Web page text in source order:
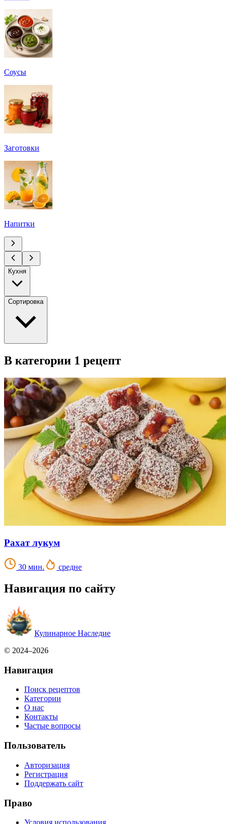
Соусы
Заготовки
Напитки
Кухня
Сортировка
В категории 1 рецепт
Рахат лукум
30 мин. средне
Навигация по сайту
Кулинарное Наследие
© 2024–2026
Навигация
Поиск рецептов
Категории
О нас
Контакты
Частые вопросы
Пользователь
Авторизация
Регистрация
Поддержать сайт
Право